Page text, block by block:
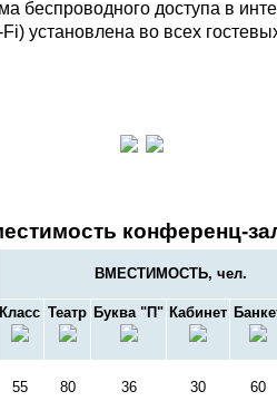
беспроводного доступа в
Fi) установлена во всех
конференц-
ВМЕСТИМОСТЬ, чел.
Класс Театр Буква "П" Кабинет
55 80 36 30 60